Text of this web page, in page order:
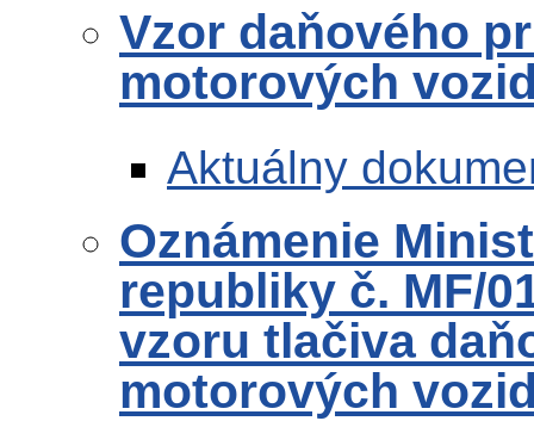
Vzor daňového
motorových
Aktuálny
Oznámenie
republiky č. MF/
vzoru tlačiva
motorových